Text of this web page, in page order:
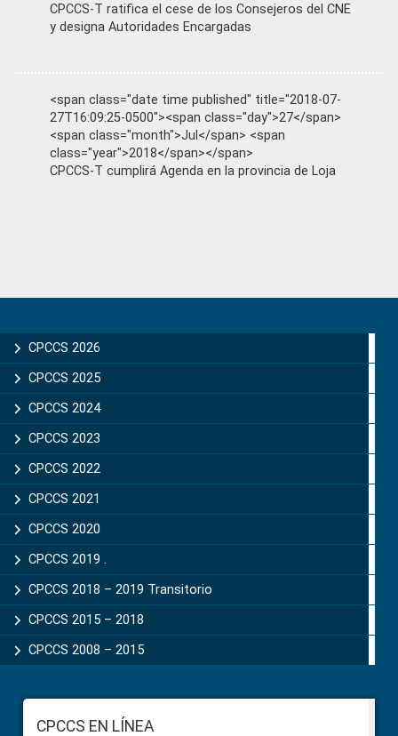
CPCCS-T ratifica el cese de los Consejeros del CNE
y designa Autoridades Encargadas
<span class="date time published" title="2018-07-
27T16:09:25-0500"><span class="day">27</span>
<span class="month">Jul</span> <span
class="year">2018</span></span>
CPCCS-T cumplirá Agenda en la provincia de Loja
Sidebar
CPCCS 2026
CPCCS 2025
CPCCS 2024
CPCCS 2023
CPCCS 2022
CPCCS 2021
CPCCS 2020
CPCCS 2019 .
CPCCS 2018 – 2019 Transitorio
CPCCS 2015 – 2018
CPCCS 2008 – 2015
FooterCPCCS EN LÍNEA